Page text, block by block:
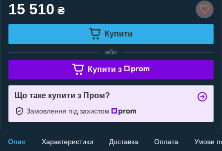
15 510 ₴
Купити
або
Купити з
Що таке купити з Пром?
Замовлення під захистом
Опис Характеристики Доставка Оплата Умови